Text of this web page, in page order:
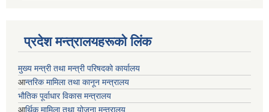
प्रदेश मन्त्रालयहरूको लिंक
मुख्य मन्त्री तथा मन्त्री परिषदको कार्यालय
आन्तरिक मामिला तथा कानून मन्त्रालय
भाैतिक पूर्वाधार विकास मन्त्रालय
आर्थिक मामिला तथा योजना मन्त्रालय